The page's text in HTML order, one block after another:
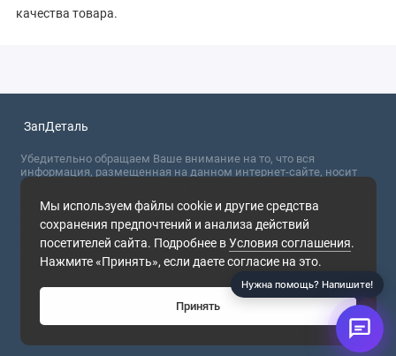
качества товара.
Мы используем файлы cookie и другие средства
сохранения предпочтений и анализа действий
посетителей сайта. Подробнее вУсловия соглашения.
Нажмите «Принять», если даете согласие на это.
Принять
ЗапДеталь
Убедительно обращаем Ваше внимание на то, что вся
информация, размещенная на данном интернет-сайте, носит
сугубо информационный характер и не являются публичной
офертой, определяемой положениями Статьи 437 (2) ГК РФ. Для
получения точной информации о стоимости товаров,
пожалуйста, обращайтесь в ближайший офис продаж.
2026
Нужна помощь? Напишите!